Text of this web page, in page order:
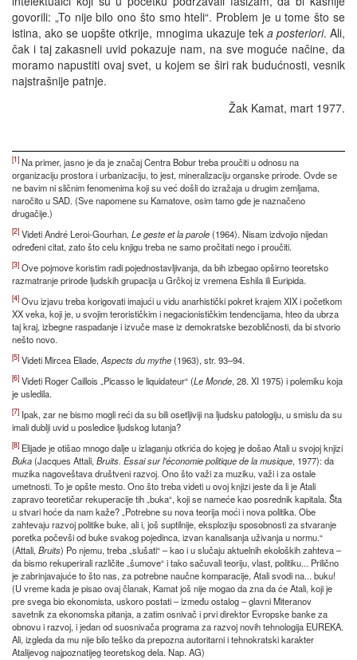
govorili: „To nije bilo ono što smo hteli“. Problem je u tome što se
istina, ako se uopšte otkrije, mnogima ukazuje tek a posteriori. Ali,
čak i taj zakasneli uvid pokazuje nam, na sve moguće načine, da
moramo napustiti ovaj svet, u kojem se širi rak budućnosti, vesnik
najstrašnije patnje.
Žak Kamat, mart 1977.
[1] Na primer, jasno je da je značaj Centra Bobur treba proučiti u odnosu na
organizaciju prostora i urbanizaciju, to jest, mineralizaciju organske prirode. Ovde se
ne bavim ni sličnim fenomenima koji su već došli do izražaja u drugim zemljama,
naročito u SAD. (Sve napomene su Kamatove, osim tamo gde je naznačeno
drugačije.)
[2] Videti André Leroi-Gourhan, Le geste et la parole(1964). Nisam izdvojio nijedan
određeni citat, zato što celu knjigu treba ne samo pročitati nego i proučiti.
[3] Ove pojmove koristim radi pojednostavljivanja, da bih izbegao opširno teoretsko
razmatranje prirode ljudskih grupacija u Grčkoj iz vremena Eshila ili Euripida.
[4] Ovu izjavu treba korigovati imajući u vidu anarhistički pokret krajem XIX i početkom
XX veka, koji je, u svojim terorističkim i negacionističkim tendencijama, hteo da ubrza
taj kraj, izbegne raspadanje i izvuče mase iz demokratske bezobličnosti, da bi stvorio
nešto novo.
[5] Videti Mircea Eliade, Aspects du mythe(1963), str. 93–94.
[6] Videti Roger Caillois „Picasso le liquidateur“ (Le Monde, 28. XI 1975) i polemiku koja
je usledila.
[7] Ipak, zar ne bismo mogli reći da su bili osetljiviji na ljudsku patologiju, u smislu da su
imali dublji uvid u posledice ljudskog lutanja?
[8] Elijade je otišao mnogo dalje u izlaganju otkrića do kojeg je došao Atali u svojoj knjizi
Buka(Jacques Attali, Bruits Essai sur l'économie politique de la musique, 1977): da
muzika nagoveštava društveni razvoj. Ono što važi za muziku, važi i za ostale
umetnosti. To je opšte mesto. Ono što treba videti u ovoj knjizi jeste da li je Atali
zapravo teoretičar rekuperacije tih „buka“, koji se nameće kao posrednik kapitala. Šta
u stvari hoće da nam kaže? „Potrebne su nova teorija moći i nova politika. Obe
zahtevaju razvoj politike buke, ali i, još suptilnije, eksploziju sposobnosti za stvaranje
poretka počevši od buke svakog pojedinca, izvan kanalisanja uživanja u normu.“
(Attali, Bruits) Po njemu, treba „slušati“ – kao i u slučaju aktuelnih ekoloških zahteva –
da bismo rekuperirali različite „šumove“ i tako sačuvali teoriju, vlast, politiku... Prilično
je zabrinjavajuće to što nas, za potrebne naučne komparacije, Atali svodi na... buku!
(U vreme kada je pisao ovaj članak, Kamat još nije mogao da zna da će Atali, koji je
pre svega bio ekonomista, uskoro postati – između ostalog – glavni Miteranov
savetnik za ekonomska pitanja, a zatim osnivač i prvi direktor Evropske banke za
obnovu i razvoj, i jedan od suosnivača programa za razvoj novih tehnologija EUREKA.
Ali, izgleda da mu nije bilo teško da prepozna autoritarni i tehnokratski karakter
Atalijevog najpoznatijeg teoretskog dela. Nap. AG)